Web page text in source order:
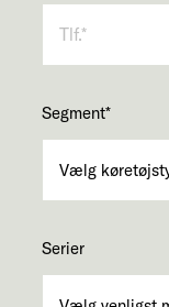
Segment*
Serier